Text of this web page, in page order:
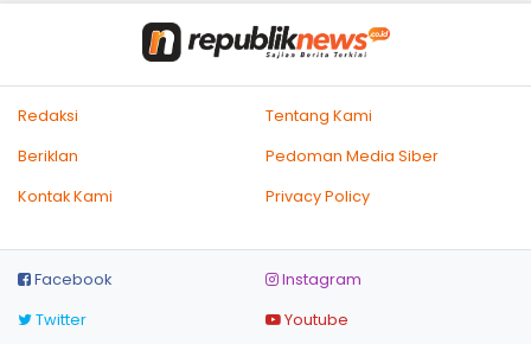
Redaksi
Tentang Kami
Beriklan
Pedoman Media Siber
Kontak Kami
Privacy Policy
Facebook
Instagram
Twitter
Youtube